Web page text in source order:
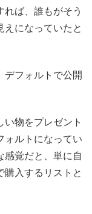
ば、誰もがそう
えになっていたと
デフォルトで公開
い物をプレゼント
ォルトになってい
感覚だと、単に自
購入するリストと